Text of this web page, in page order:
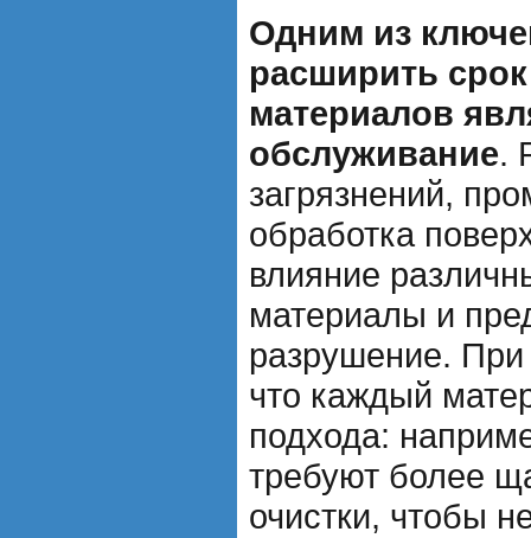
Одним из
расширить
материалов
обслуживание.
загрязнений,
обработка
влияние
материалы и
разрушение.
что каждый
подхода:
требуют более
очистки, чтобы